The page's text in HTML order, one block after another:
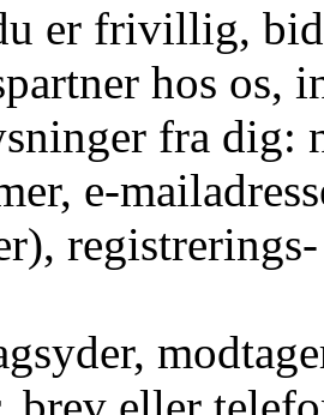
er frivillig,
hos os,
fra dig:
e-